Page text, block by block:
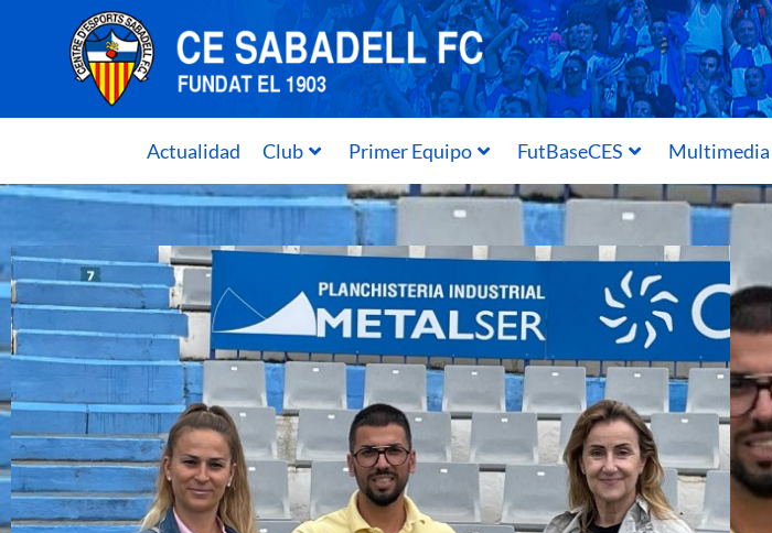
Actualidad Club Primer Equipo FutBaseCES Multimedia